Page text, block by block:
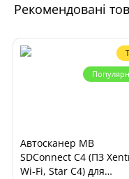
Рекомендовані
Автосканер MB
SDConnect C4 (ПЗ
Wi-Fi, Star C4) для